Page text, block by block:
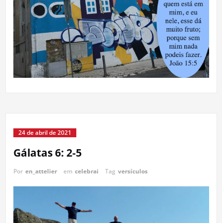
24 de abril de 2021
Gálatas 6: 2-5
Por en_attelier em celebrai Tag versículos